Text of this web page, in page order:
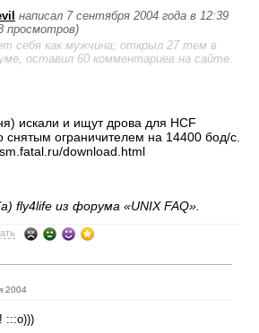
написал 7 сентября 2004 года в 12:39
просмотров)
себя как мужчина; открыл 27 тем в
оставил 60 комментариев на сайте.
искали и ищут дрова для HCF
ограничителем на 14400 бод/c.
download.html
fly4life из форума «UNIX FAQ».
2004
:::о)))